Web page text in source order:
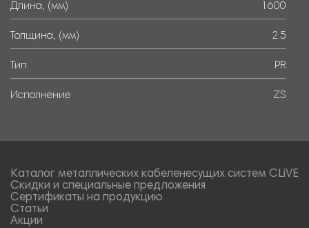
Длина, (мм) 1600
Толщина, (мм) 2.5
Тип PR
Исполнение ZS
Каталог металлических кабеленесущих систем CLiVE
Скидки и специальные предложения
Сертификаты на продукцию
Статьи
Акции